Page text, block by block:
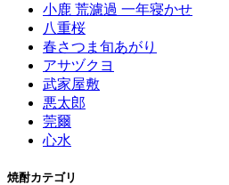
小鹿 荒濾過 一年寝かせ
八重桜
春さつま旬あがり
アサヅクヨ
武家屋敷
悪太郎
莞爾
心水
焼酎カテゴリ